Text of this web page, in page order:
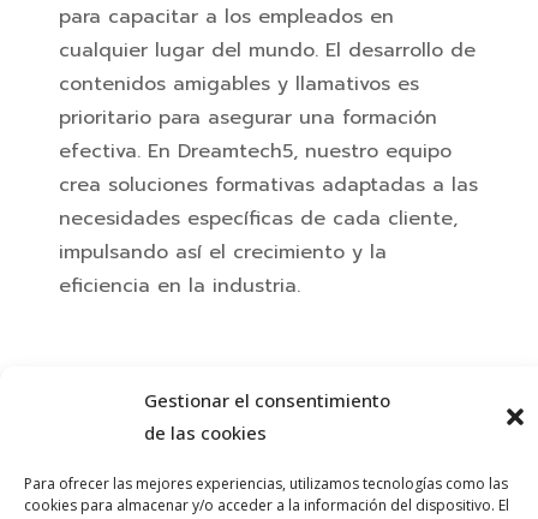
Gestionar el consentimiento
de las cookies
Para ofrecer las mejores experiencias, utilizamos tecnologías como las
cookies para almacenar y/o acceder a la información del dispositivo. El
para capacitar a los empleados en
cualquier lugar del mundo. El desarrollo de
contenidos amigables y llamativos es
prioritario para asegurar una formación
efectiva. En Dreamtech5, nuestro equipo
crea soluciones formativas adaptadas a las
necesidades específicas de cada cliente,
impulsando así el crecimiento y la
eficiencia en la industria.